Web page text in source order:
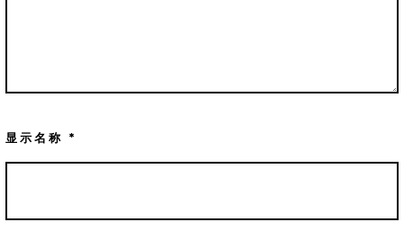
显示名称*